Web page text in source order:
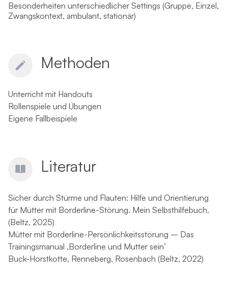
Besonderheiten unterschiedlicher Settings (Gruppe, Einzel,
Zwangskontext, ambulant, stationär)
Methoden
Unterricht mit Handouts
Rollenspiele und Übungen
Eigene Fallbeispiele
Literatur
Sicher durch Stürme und Flauten: Hilfe und Orientierung
für Mütter mit Borderline-Störung. Mein Selbsthilfebuch.
(Beltz, 2025)
Mütter mit Borderline-Persönlichkeitsstörung – Das
Trainingsmanual ‚Borderline und Mutter sein’
Buck-Horstkotte, Renneberg, Rosenbach (Beltz, 2022)